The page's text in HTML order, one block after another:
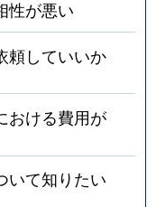
性が悪い
頼していいか
おける費用が
いて知りたい